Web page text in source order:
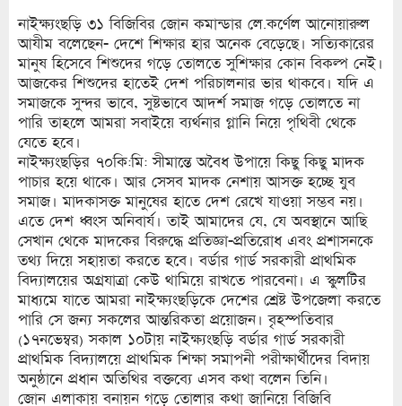
নাইক্ষ্যংছড়ি ৩১ বিজিবির জোন কমান্ডার লে.কর্ণেল আনোয়ারুল
আযীম বলেছেন- দেশে শিক্ষার হার অনেক বেড়েছে। সত্যিকারের
মানুষ হিসেবে শিশুদের গড়ে তোলতে সুশিক্ষার কোন বিকল্প নেই।
আজকের শিশুদের হাতেই দেশ পরিচালনার ভার থাকবে। যদি এ
সমাজকে সুন্দর ভাবে, সুষ্টভাবে আদর্শ সমাজ গড়ে তোলতে না
পারি তাহলে আমরা সবাইয়ে ব্যর্থনার গ্লানি নিয়ে পৃথিবী থেকে
যেতে হবে।
নাইক্ষ্যংছড়ির ৭০কি:মি: সীমান্তে অবৈধ উপায়ে কিছু কিছু মাদক
পাচার হয়ে থাকে। আর সেসব মাদক নেশায় আসক্ত হচ্ছে যুব
সমাজ। মাদকাসক্ত মানুষের হাতে দেশ রেখে যাওয়া সম্ভব নয়।
এতে দেশ ধ্বংস অনিবার্য। তাই আমাদের যে, যে অবস্থানে আছি
সেখান থেকে মাদকের বিরুদ্ধে প্রতিজ্ঞা-প্রতিরোধ এবং প্রশাসনকে
তথ্য দিয়ে সহায়তা করতে হবে। বর্ডার গার্ড সরকারী প্রাথমিক
বিদ্যালয়ের অগ্রযাত্রা কেউ থামিয়ে রাখতে পারবেনা। এ স্কুলটির
মাধ্যমে যাতে আমরা নাইক্ষ্যংছড়িকে দেশের শ্রেষ্ট উপজেলা করতে
পারি সে জন্য সকলের আন্তরিকতা প্রয়োজন। বৃহস্পতিবার
(১৭নভেম্বর) সকাল ১০টায় নাইক্ষ্যংছড়ি বর্ডার গার্ড সরকারী
প্রাথমিক বিদ্যালয়ে প্রাথমিক শিক্ষা সমাপনী পরীক্ষার্থীদের বিদায়
অনুষ্ঠানে প্রধান অতিথির বক্তব্যে এসব কথা বলেন তিনি।
জোন এলাকায় বনায়ন গড়ে তোলার কথা জানিয়ে বিজিবি